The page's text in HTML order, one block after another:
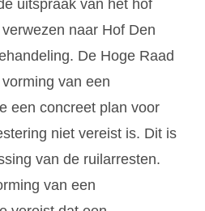
uitspraak van het hof
naar Hof Den
De Hoge Raad
van een
een concreet plan voor
niet vereist is. Dit is
van de ruilarresten.
van een